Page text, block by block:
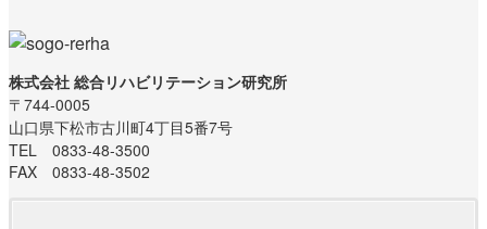
株式会社 総合リハビリテーション研究所
〒744-0005
山口県下松市古川町4丁目5番7号
TEL 0833-48-3500
FAX 0833-48-3502